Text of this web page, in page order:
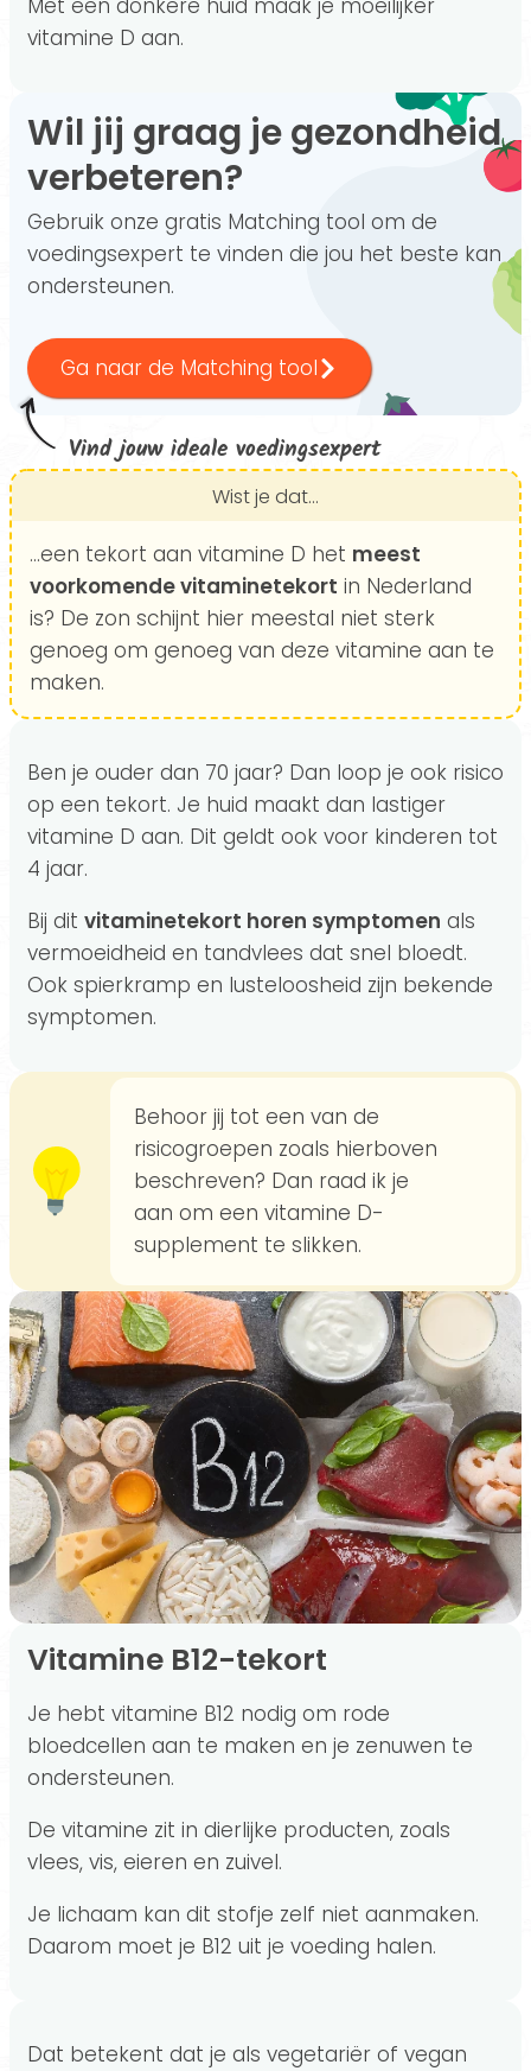
Met een donkere huid maak je moeilijker
vitamine D aan.
Wil jij graag je gezondheid
verbeteren?
Gebruik onze gratis Matching tool om de
voedingsexpert te vinden die jou het beste kan
ondersteunen.
Ga naar de Matching tool
Vind jouw ideale voedingsexpert
Wist je dat...
...een tekort aan vitamine D het meest
voorkomende vitaminetekort in Nederland
is? De zon schijnt hier meestal niet sterk
genoeg om genoeg van deze vitamine aan te
maken.
Ben je ouder dan 70 jaar? Dan loop je ook risico
op een tekort. Je huid maakt dan lastiger
vitamine D aan. Dit geldt ook voor kinderen tot
4 jaar.
Bij dit vitaminetekort horen symptomen als
vermoeidheid en tandvlees dat snel bloedt.
Ook spierkramp en lusteloosheid zijn bekende
symptomen.
Behoor jij tot een van de
risicogroepen zoals hierboven
beschreven? Dan raad ik je
aan om een vitamine D-
supplement te slikken.
Vitamine B12-tekort
Je hebt vitamine B12 nodig om rode
bloedcellen aan te maken en je zenuwen te
ondersteunen.
De vitamine zit in dierlijke producten, zoals
vlees, vis, eieren en zuivel.
Je lichaam kan dit stofje zelf niet aanmaken.
Daarom moet je B12 uit je voeding halen.
Dat betekent dat je als vegetariër of vegan